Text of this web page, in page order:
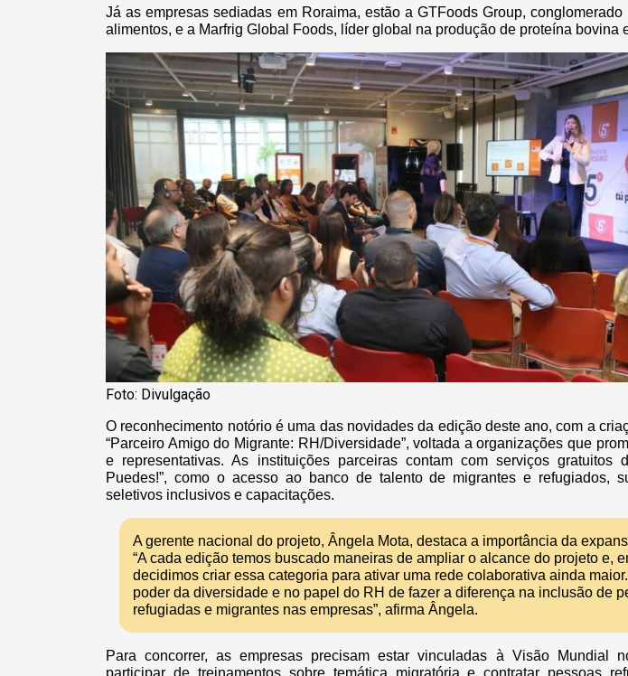
Já as empresas sediadas em Roraima, estão a GTFoods Group,
alimentos, e a Marfrig Global Foods, líder global na produção de proteína bovina
Foto: Divulgação
O reconhecimento notório é uma das novidades da edição deste ano, com a
“Parceiro Amigo do Migrante: RH/Diversidade”, voltada a organizações que
e representativas. As instituições parceiras contam com serviços gratuitos
Puedes!”, como o acesso ao banco de talento de migrantes e refugiados,
seletivos inclusivos e capacitações.
A gerente nacional do projeto, Ângela Mota, destaca a importância da
“A cada edição temos buscado maneiras de ampliar o alcance do projeto e,
decidimos criar essa categoria para ativar uma rede colaborativa ainda
poder da diversidade e no papel do RH de fazer a diferença na inclusão de
refugiadas e migrantes nas empresas”, afirma Ângela.
Para concorrer, as empresas precisam estar vinculadas à Visão Mundial
participar de treinamentos sobre temática migratória e contratar pessoas